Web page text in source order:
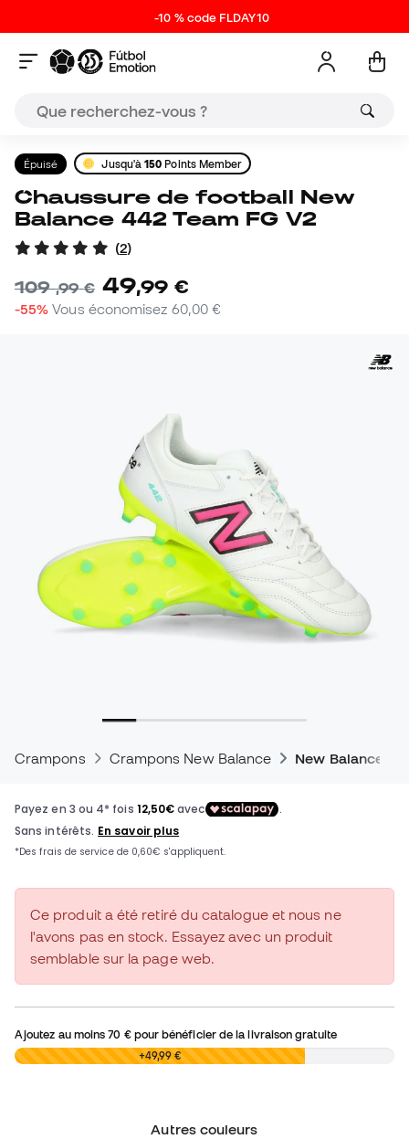
-10 % code FLDAY10
Épuisé Jusqu'à150 Points Member
Chaussure de football New
Balance 442 Team FG V2
(2)
109,99 € 49,99 €
-55% Vous économisez 60,00 €
Crampons Crampons New Balance New Balance
Ce produit a été retiré du catalogue et nous ne
l'avons pas en stock. Essayez avec un produit
semblable sur la page web.
Ajoutez au moins70 €pour bénéficier de la livraison gratuite
0,00 € +49,99 €
Autres couleurs